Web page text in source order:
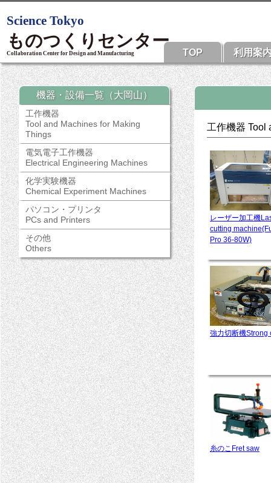
TOP 利用案
機器・設備一覧（大岡山）
工作機器
Tool and Machines for Making
Things
電気電子工作機器
Electrical Engineering Machines
化学実験機器
Chemical Experiment Machines
パソコン・プリンタ
PCs and Printers
その他
Others
工作機器 Tool
レーザー加工機
cutting
Pro 36-80W)
強力切断機Strong
糸のこFret saw